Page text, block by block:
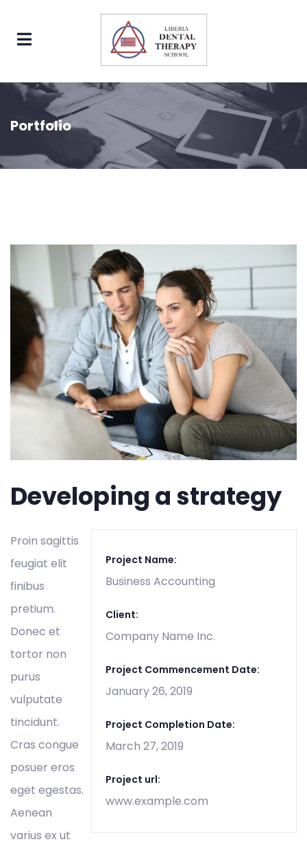
Portfolio
Developing a strategy
Project Name:
Business Accounting
Client:
Company Name Inc.
Project Commencement Date:
January 26, 2019
Project Completion Date:
March 27, 2019
Project url:
www.example.com
Proin sagittis
feugiat elit
finibus
pretium.
Donec et
tortor non
purus
vulputate
tincidunt.
Cras congue
posuer eros
eget egestas.
Aenean
varius ex ut